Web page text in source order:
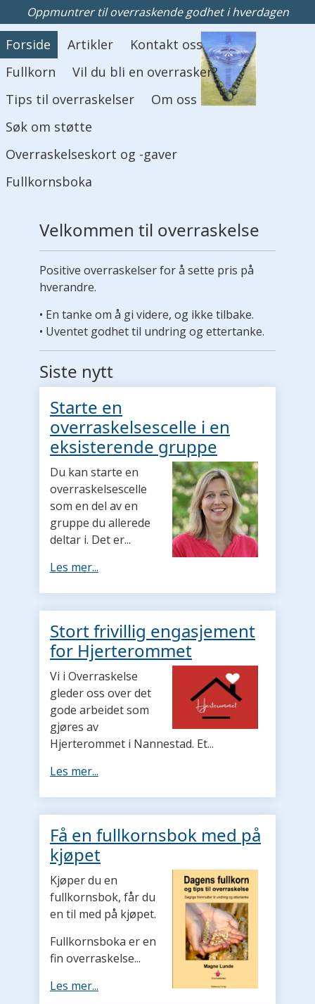
Oppmuntrer til overraskende godhet i hverdagen
Hovedmeny
Forside Artikler
Kontakt oss
Fullkorn
Vil du bli en overrasker?
Tips til overraskelser
Om oss
Søk om støtte
Overraskelseskort og -gaver
Fullkornsboka
Velkommen til overraskelse
Positive overraskelser for å sette pris på
hverandre.
• En tanke om å gi videre, og ikke tilbake.
• Uventet godhet til undring og ettertanke.
Siste nytt
Starte en
overraskelsescelle i en
eksisterende gruppe
Du kan starte en
overraskelsescelle
som en del av en
gruppe du allerede
deltar i. Det er...
Les mer...
Stort frivillig engasjement
for Hjerterommet
Vi i Overraskelse
gleder oss over det
gode arbeidet som
gjøres av
Hjerterommet i Nannestad. Et...
Les mer...
Få en fullkornsbok med på
kjøpet
Kjøper du en
fullkornsbok, får du
en til med på kjøpet.
Fullkornsboka er en
fin overraskelse...
Les mer...